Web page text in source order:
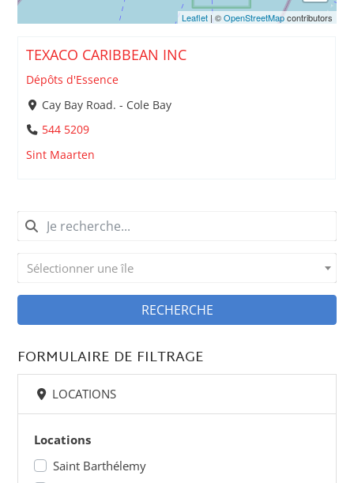
TEXACO CARIBBEAN INC
Dépôts d'Essence
Cay Bay Road. - Cole Bay
544 5209
Sint Maarten
Leaflet| ©OpenStreetMapcontributors
Sélectionner une île
RECHERCHE
FORMULAIRE DE FILTRAGE
LOCATIONS
Locations
Saint Barthélemy